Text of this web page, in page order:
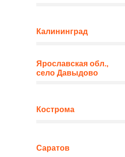
Калининград
Ярославская обл.,
село Давыдово
Кострома
Саратов